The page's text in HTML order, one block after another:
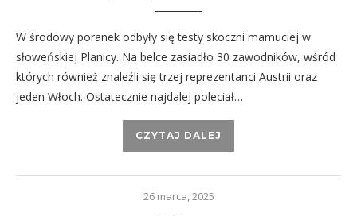
W środowy poranek odbyły się testy skoczni mamuciej w
słoweńskiej Planicy. Na belce zasiadło 30 zawodników, wśród
których również znaleźli się trzej reprezentanci Austrii oraz
jeden Włoch. Ostatecznie najdalej poleciał…
CZYTAJ DALEJ
26 marca, 2025